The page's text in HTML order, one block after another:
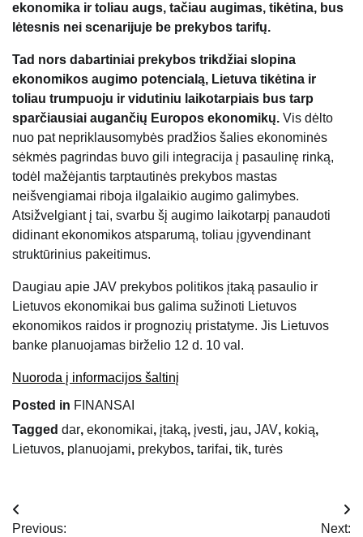
ekonomika ir toliau augs, tačiau augimas, tikėtina, bus
lėtesnis nei scenarijuje be prekybos tarifų.
Tad nors dabartiniai prekybos trikdžiai slopina
ekonomikos augimo potencialą, Lietuva tikėtina ir
toliau trumpuoju ir vidutiniu laikotarpiais bus tarp
sparčiausiai augančių Europos ekonomikų. Vis dėlto
nuo pat nepriklausomybės pradžios šalies ekonominės
sėkmės pagrindas buvo gili integracija į pasaulinę rinką,
todėl mažėjantis tarptautinės prekybos mastas
neišvengiamai riboja ilgalaikio augimo galimybes.
Atsižvelgiant į tai, svarbu šį augimo laikotarpį panaudoti
didinant ekonomikos atsparumą, toliau įgyvendinant
struktūrinius pakeitimus.
Daugiau apie JAV prekybos politikos įtaką pasaulio ir
Lietuvos ekonomikai bus galima sužinoti Lietuvos
ekonomikos raidos ir prognozių pristatyme. Jis Lietuvos
banke planuojamas birželio 12 d. 10 val.
Nuoroda į informacijos šaltinį
Posted in FINANSAI
Tagged dar, ekonomikai, įtaką, įvesti, jau, JAV, kokią,
Lietuvos, planuojami, prekybos, tarifai, tik, turės
Navigacija
Previous:
Next: